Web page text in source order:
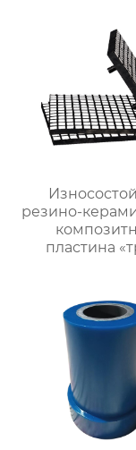
резино-
пластина